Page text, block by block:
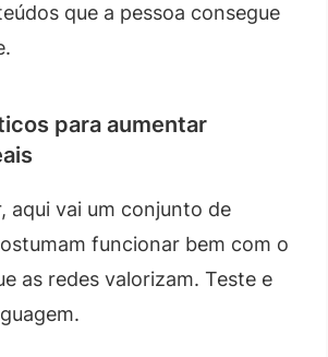
que a pessoa consegue
para aumentar
aqui vai um conjunto de
funcionar bem com o
as redes valorizam. Teste e